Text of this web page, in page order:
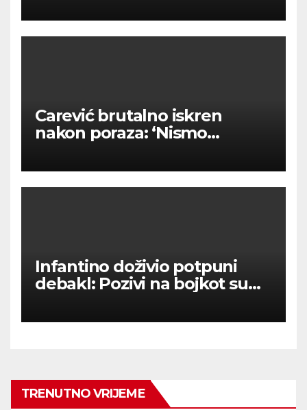
Carević brutalno iskren
nakon poraza: ‘Nismo
Infantino doživio potpuni
debakl: Pozivi na bojkot su
dionica SP-a!
TRENUTNO VRIJEME